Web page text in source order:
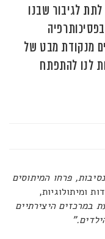
לתת לגיבור שבנו
מנקודת מבט של
לנו להתפתח
פרחו המיתוסים
ומיתולוגיות,
במרכזים היצירתיים